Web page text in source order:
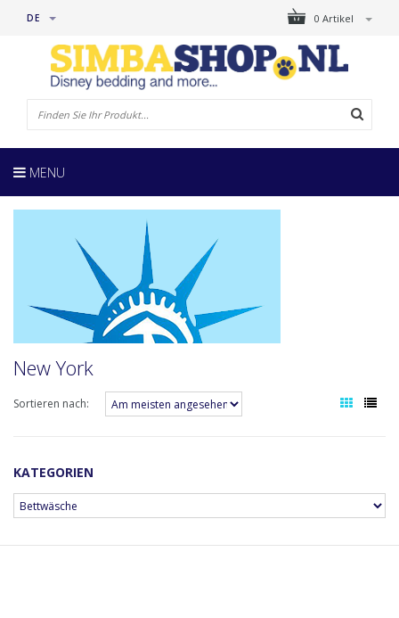
0 Artikel
DE
MENU
New York
Sortieren nach:
KATEGORIEN